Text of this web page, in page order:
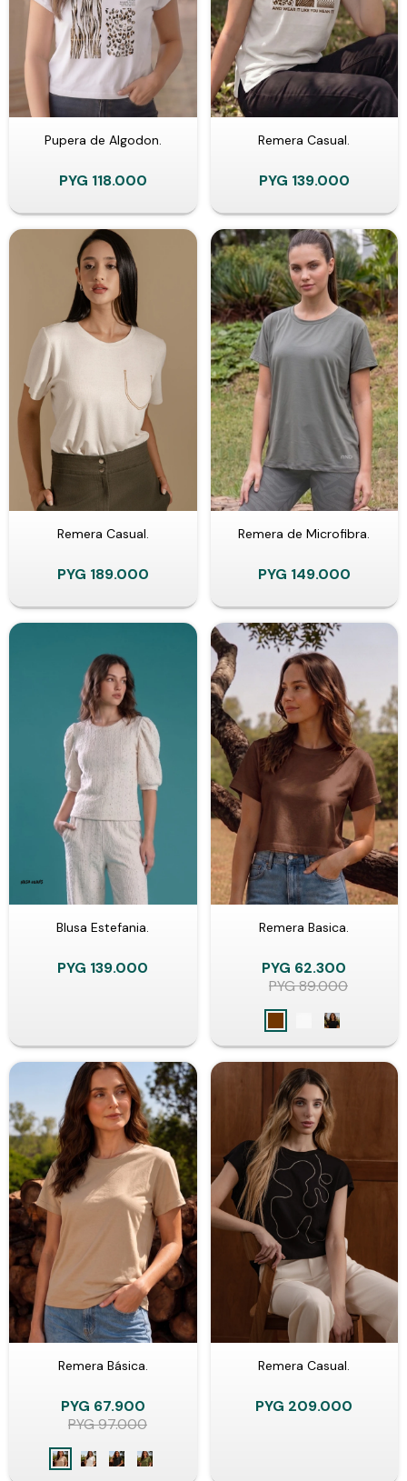
Pupera de Algodon.
PYG 118.000
Remera Casual.
PYG 139.000
Remera Casual.
PYG 189.000
Remera de Microfibra.
PYG 149.000
Blusa Estefania.
PYG 139.000
Remera Basica.
PYG 62.300
PYG89.000
Remera Básica.
PYG 67.900
PYG97.000
Remera Casual.
PYG 209.000